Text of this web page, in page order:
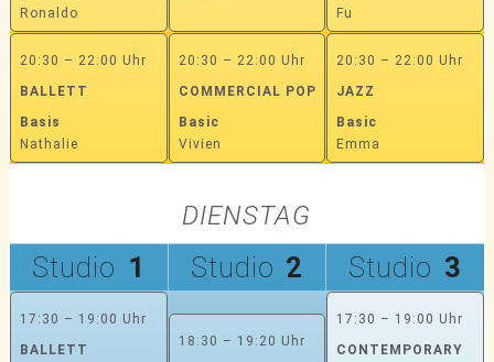
Ronaldo
20:30 – 22:00 Uhr
BALLETT
Basis
Nathalie
20:30 – 22:00 Uhr
COMMERCIAL POP
Basic
Vivien
Fu
20:30 – 22:00 Uhr
JAZZ
Basic
Emma
DIENSTAG
Studio 1
17:30 – 19:00 Uhr
BALLETT
Studio 2
18:30 – 19:20 Uhr
Studio 3
17:30 – 19:00 Uhr
CONTEMPORARY